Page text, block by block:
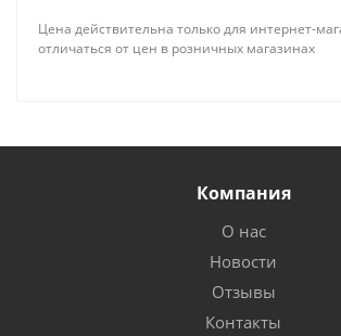
Цена действительна только для интернет-
отличаться от цен в розничных магазинах
Компания
О нас
Новости
Отзывы
Контакты